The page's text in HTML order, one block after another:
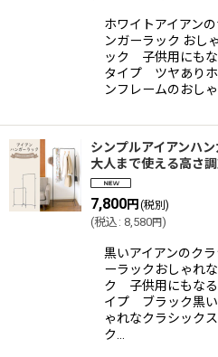
ホワイトアイアン
ンガーラック おし
ック 子供用にもな
タイプ ツヤありホ
ンフレームのおし
シンプルアイアンハ
大人まで使える高さ
7,800円(税別)
(税込 : 8,580円)
黒いアイアンのク
ーラックおしゃれ
ク 子供用にもなる
イプ ブラック黒い
ゃれなクラシック
ク…